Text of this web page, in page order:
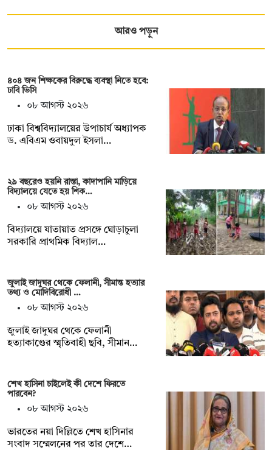
আরও পড়ুন
৪০৪ জন শিক্ষকের বিরুদ্ধে ব্যবস্থা নিতে হবে:
ঢাবি ভিসি
০৮ আগস্ট ২০২৬
ঢাকা বিশ্ববিদ্যালয়ের উপাচার্য অধ্যাপক
ড. এবিএম ওবায়দুল ইসলা…
২৯ বছরেও হয়নি রাস্তা, কাদাপানি মাড়িয়ে
বিদ্যালয়ে যেতে হয় শিক…
০৮ আগস্ট ২০২৬
বিদ্যালয়ে যাতায়াত প্রসঙ্গে ঘোড়াচুলা
সরকারি প্রাথমিক বিদ্যাল…
জুলাই জাদুঘর থেকে ফেলানী, সীমান্ত হত্যার
তথ্য ও মোদিবিরোধী …
০৮ আগস্ট ২০২৬
জুলাই জাদুঘর থেকে ফেলানী
হত্যাকাণ্ডের স্মৃতিবাহী ছবি, সীমান…
শেখ হাসিনা চাইলেই কী দেশে ফিরতে
পারবেন?
০৮ আগস্ট ২০২৬
ভারতের নয়া দিল্লিতে শেখ হাসিনার
সংবাদ সম্মেলনের পর তার দেশে…